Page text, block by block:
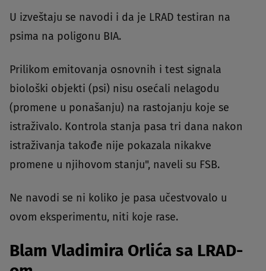
U izveštaju se navodi i da je LRAD testiran na
psima na poligonu BIA.
Prilikom emitovanja osnovnih i test signala
biološki objekti (psi) nisu osećali nelagodu
(promene u ponašanju) na rastojanju koje se
istraživalo. Kontrola stanja pasa tri dana nakon
istraživanja takođe nije pokazala nikakve
promene u njihovom stanju", naveli su FSB.
Ne navodi se ni koliko je pasa učestvovalo u
ovom eksperimentu, niti koje rase.
Blam Vladimira Orlića sa LRAD-